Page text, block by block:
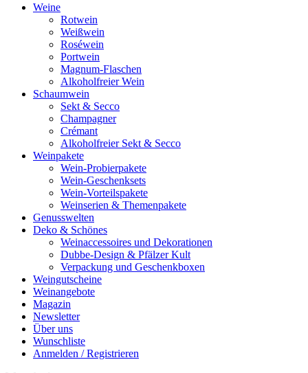
Weine
Rotwein
Weißwein
Roséwein
Portwein
Magnum-Flaschen
Alkoholfreier Wein
Schaumwein
Sekt & Secco
Champagner
Crémant
Alkoholfreier Sekt & Secco
Weinpakete
Wein-Probierpakete
Wein-Geschenksets
Wein-Vorteilspakete
Weinserien & Themenpakete
Genusswelten
Deko & Schönes
Weinaccessoires und Dekorationen
Dubbe-Design & Pfälzer Kult
Verpackung und Geschenkboxen
Weingutscheine
Weinangebote
Magazin
Newsletter
Über uns
Wunschliste
Anmelden / Registrieren